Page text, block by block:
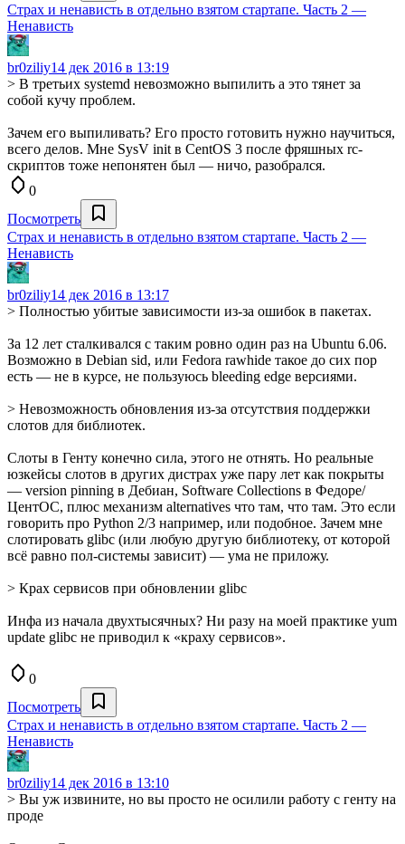
Страх и ненависть в отдельно взятом стартапе. Часть 2 —
Ненависть
br0ziliy14 дек 2016 в 13:19
> В третьих systemd невозможно выпилить а это тянет за
собой кучу проблем.
Зачем его выпиливать? Его просто готовить нужно научиться,
всего делов. Мне SysV init в CentOS 3 после фряшных rc-
скриптов тоже непонятен был — ничо, разобрался.
0
Посмотреть
Страх и ненависть в отдельно взятом стартапе. Часть 2 —
Ненависть
br0ziliy14 дек 2016 в 13:17
> Полностью убитые зависимости из-за ошибок в пакетах.
За 12 лет сталкивался с таким ровно один раз на Ubuntu 6.06.
Возможно в Debian sid, или Fedora rawhide такое до сих пор
есть — не в курсе, не пользуюсь bleeding edge версиями.
> Невозможность обновления из-за отсутствия поддержки
слотов для библиотек.
Слоты в Генту конечно сила, этого не отнять. Но реальные
юзкейсы слотов в других дистрах уже пару лет как покрыты
— version pinning в Дебиан, Software Collections в Федоре/
ЦентОС, плюс механизм alternatives что там, что там. Это если
говорить про Python 2/3 например, или подобное. Зачем мне
слотировать glibc (или любую другую библиотеку, от которой
всё равно пол-системы зависит) — ума не приложу.
> Крах сервисов при обновлении glibc
Инфа из начала двухтысячных? Ни разу на моей практике yum
update glibc не приводил к «краху сервисов».
0
Посмотреть
Страх и ненависть в отдельно взятом стартапе. Часть 2 —
Ненависть
br0ziliy14 дек 2016 в 13:10
> Вы уж извините, но вы просто не осилили работу с генту на
проде